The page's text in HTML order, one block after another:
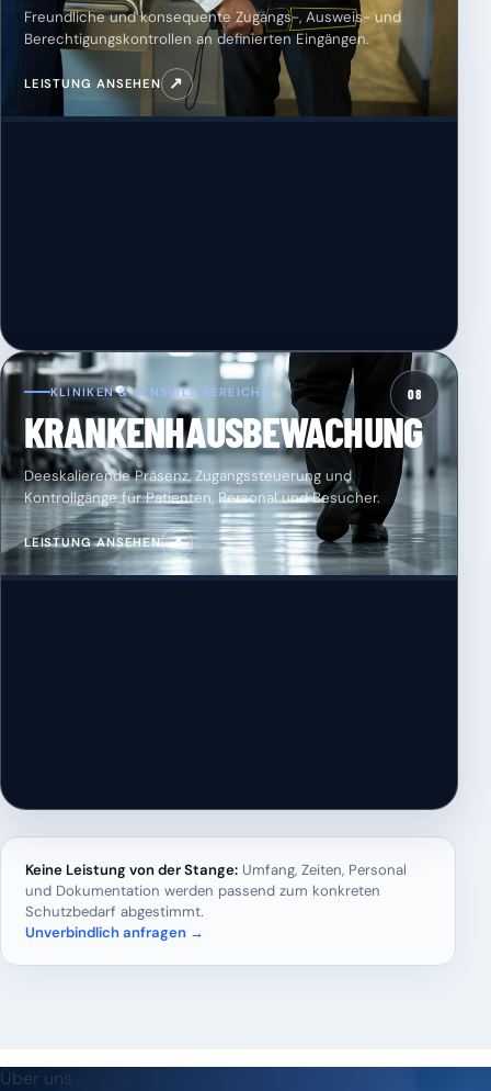
Freundliche und konsequente Zugangs-, Ausweis- und
Berechtigungskontrollen an definierten Eingängen.
LEISTUNG ANSEHEN ↗
08
KLINIKEN & SENSIBLE BEREICHE
KRANKENHAUSBEWACHUNG
Deeskalierende Präsenz, Zugangssteuerung und
Kontrollgänge für Patienten, Personal und Besucher.
LEISTUNG ANSEHEN ↗
Keine Leistung von der Stange: Umfang, Zeiten, Personal
und Dokumentation werden passend zum konkreten
Schutzbedarf abgestimmt.
Unverbindlich anfragen →
Über uns